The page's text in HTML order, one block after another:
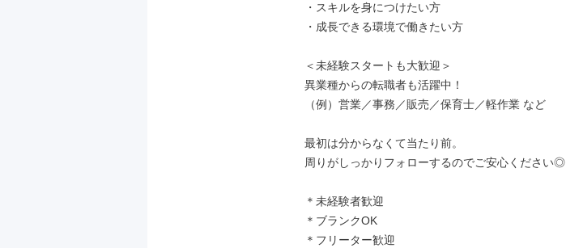
・スキルを身につけたい方
・成長できる環境で働きたい方
＜未経験スタートも大歓迎＞
異業種からの転職者も活躍中！
（例）営業／事務／販売／保育士／軽作業 など
最初は分からなくて当たり前。
周りがしっかりフォローするのでご安心ください◎
＊未経験者歓迎
＊ブランクOK
＊フリーター歓迎